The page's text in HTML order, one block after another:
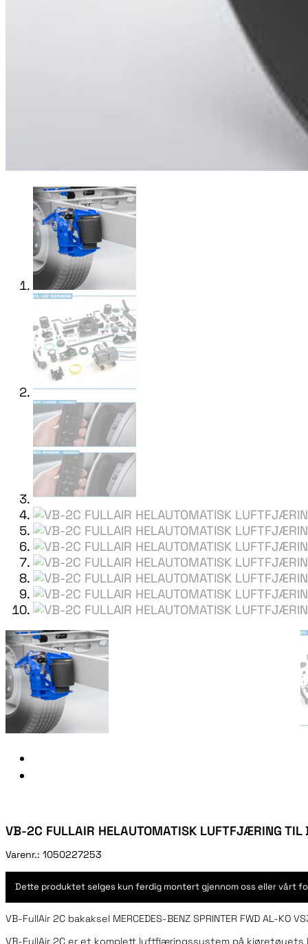
VB-2C FULLAIR HELAUTOMATISK LUFTFJÆRING TIL
Varenr.: 1050227253
Dette produktet selges kun ferdig montert gjennom oss eller vårt
VB-FullAir 2C bakaksel MERCEDES-BENZ SPRINTER FWD AL-KO
VB-FullAir 2C er et komplett luftfjæringssystem på